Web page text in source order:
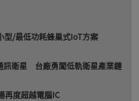
型/最低功耗蜂巢式IoT方案
訊衛星 台廠勇闖低軌衛星產業鏈
再度超越電腦IC